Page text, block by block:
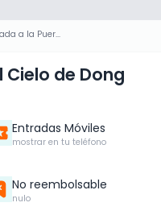
Entrada a la Puerta del Cielo de Dong Giang
de Dong
Entradas Móviles
mostrar en tu teléfono
No reembolsable
nulo